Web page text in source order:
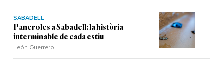
SABADELL
Paneroles a Sabadell: la història
interminable de cada estiu
León Guerrero